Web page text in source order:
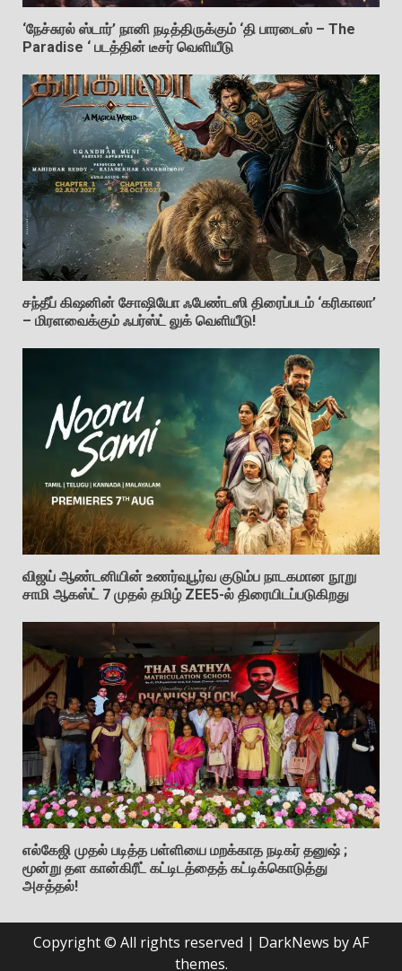
‘நேச்சுரல் ஸ்டார்’ நானி நடித்திருக்கும் ‘தி பாரடைஸ் – The
Paradise ‘ படத்தின் டீசர் வெளியீடு
சந்தீப் கிஷனின் சோஷியோ ஃபேண்டஸி திரைப்படம் ‘கரிகாலா’
– மிரளவைக்கும் ஃபர்ஸ்ட் லுக் வெளியீடு!
விஜய் ஆண்டனியின் உணர்வுபூர்வ குடும்ப நாடகமான நூறு
சாமி ஆகஸ்ட் 7 முதல் தமிழ் ZEE5-ல் திரையிடப்படுகிறது
எல்கேஜி முதல் படித்த பள்ளியை மறக்காத நடிகர் தனுஷ் ;
மூன்று தள கான்கிரீட் கட்டிடத்தைத் கட்டிக்கொடுத்து
அசத்தல்!
Copyright © All rights reserved | DarkNews by AF
themes.